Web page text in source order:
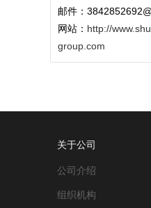
邮件：
网站： http://
group.com
关于公司
公司介绍
组织机构